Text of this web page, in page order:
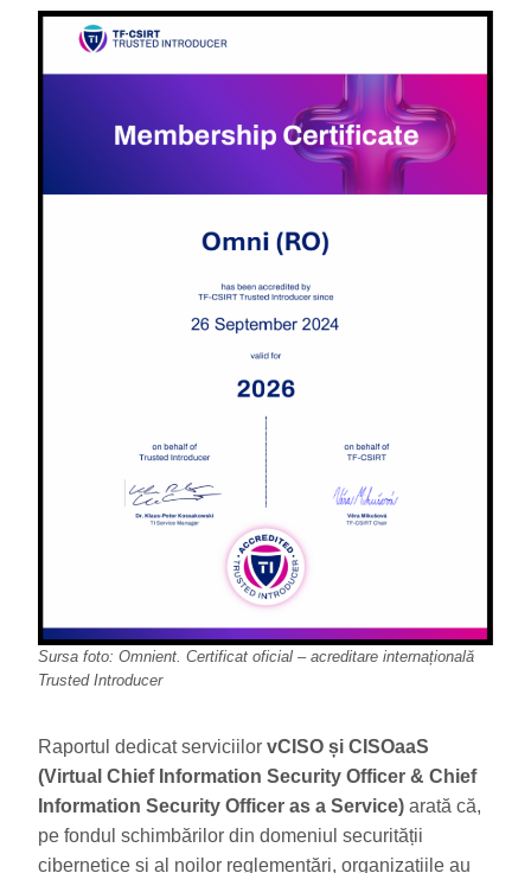
Sursa foto: Omnient. Certificat oficial – acreditare internațională
Trusted Introducer
Raportul dedicat serviciilor vCISO și CISOaaS
(Virtual Chief Information Security Officer & Chief
Information Security Officer as a Service) arată că,
pe fondul schimbărilor din domeniul securității
cibernetice și al noilor reglementări, organizațiile au